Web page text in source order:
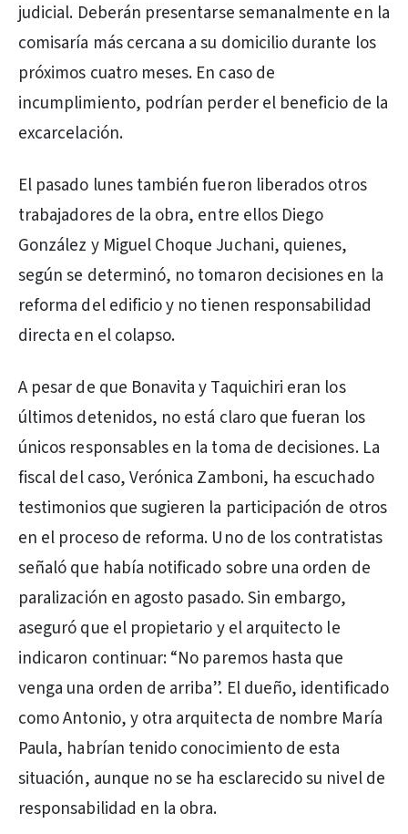
judicial. Deberán presentarse semanalmente en la
comisaría más cercana a su domicilio durante los
próximos cuatro meses. En caso de
incumplimiento, podrían perder el beneficio de la
excarcelación.
El pasado lunes también fueron liberados otros
trabajadores de la obra, entre ellos Diego
González y Miguel Choque Juchani, quienes,
según se determinó, no tomaron decisiones en la
reforma del edificio y no tienen responsabilidad
directa en el colapso.
A pesar de que Bonavita y Taquichiri eran los
últimos detenidos, no está claro que fueran los
únicos responsables en la toma de decisiones. La
fiscal del caso, Verónica Zamboni, ha escuchado
testimonios que sugieren la participación de otros
en el proceso de reforma. Uno de los contratistas
señaló que había notificado sobre una orden de
paralización en agosto pasado. Sin embargo,
aseguró que el propietario y el arquitecto le
indicaron continuar: “No paremos hasta que
venga una orden de arriba”. El dueño, identificado
como Antonio, y otra arquitecta de nombre María
Paula, habrían tenido conocimiento de esta
situación, aunque no se ha esclarecido su nivel de
responsabilidad en la obra.